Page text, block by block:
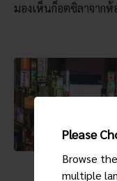
Please
Browse
multiple
มองเห็นก็อตซิลาจากห้